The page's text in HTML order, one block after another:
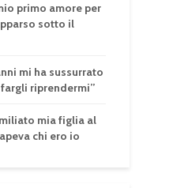
primo amore per
sotto il
mi ha sussurrato
riprendermi”
mia figlia al
chi ero io